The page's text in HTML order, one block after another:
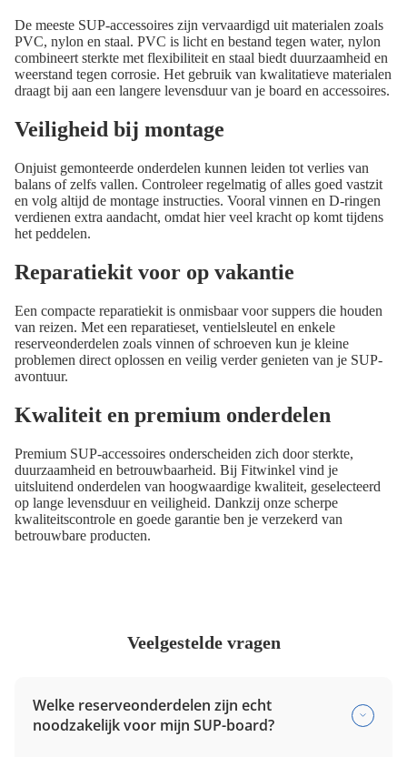
De meeste SUP-accessoires zijn vervaardigd uit materialen zoals
PVC, nylon en staal. PVC is licht en bestand tegen water, nylon
combineert sterkte met flexibiliteit en staal biedt duurzaamheid en
weerstand tegen corrosie. Het gebruik van kwalitatieve materialen
draagt bij aan een langere levensduur van je board en accessoires.
Veiligheid bij montage
Onjuist gemonteerde onderdelen kunnen leiden tot verlies van
balans of zelfs vallen. Controleer regelmatig of alles goed vastzit
en volg altijd de montage instructies. Vooral vinnen en D-ringen
verdienen extra aandacht, omdat hier veel kracht op komt tijdens
het peddelen.
Reparatiekit voor op vakantie
Een compacte reparatiekit is onmisbaar voor suppers die houden
van reizen. Met een reparatieset, ventielsleutel en enkele
reserveonderdelen zoals vinnen of schroeven kun je kleine
problemen direct oplossen en veilig verder genieten van je SUP-
avontuur.
Kwaliteit en premium onderdelen
Premium SUP-accessoires onderscheiden zich door sterkte,
duurzaamheid en betrouwbaarheid. Bij Fitwinkel vind je
uitsluitend onderdelen van hoogwaardige kwaliteit, geselecteerd
op lange levensduur en veiligheid. Dankzij onze scherpe
kwaliteitscontrole en goede garantie ben je verzekerd van
betrouwbare producten.
Veelgestelde vragen
Welke reserveonderdelen zijn echt
noodzakelijk voor mijn SUP-board?